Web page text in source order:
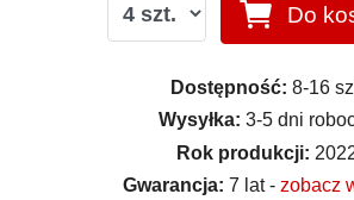
Do
Dostępność: 8-16
Wysyłka: 3-5 dni
Rok produkcji:
Gwarancja: 7 lat - zobacz